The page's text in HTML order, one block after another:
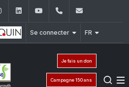
InstagramLinkedInYouTube+961 (1) 421 368
Se connecter FR
Je fais un don
Campagne 150 ans